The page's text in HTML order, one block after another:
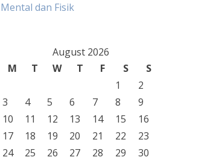
Mental dan Fisik
August 2026
M
T W T F S
S
1
2
3
4 5 6 7 8
9
10
11 12 13 14 15
16
17
18 19 20 21 22
23
24
25 26 27 28 29
30